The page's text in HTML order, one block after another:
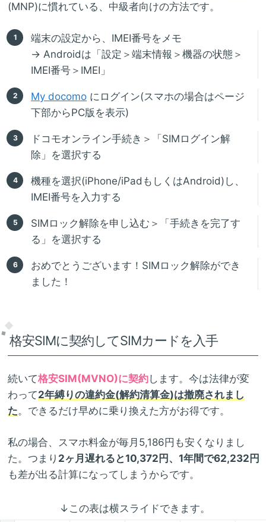
(MNP)に慣れている、中級者向けの方法です。
端末の設定から、IMEI番号をメモ
→ Androidは「設定＞端末情報＞機器の状態＞
IMEI番号＞IMEI」
My docomo にログイン(スマホの場合はページ
下部からPC版を表示)
ドコモオンライン手続き＞「SIMログイン解
除」を選択する
機種を選択(iPhone/iPadもしくはAndroid)し、
IMEI番号を入力する
SIMロック解除を申し込む＞「手続きを完了す
る」を選択する
おめでとうございます！SIMロック解除ができ
ました！
格安SIMに契約してSIMカードを入手
続いて格安SIM(MVNO)に契約します。今は法律が変
わって2年縛りの違約金(解約清算金)は撤廃されまし
た。できるだけ早めに乗り換えた方がお得です。
私の場合、スマホ料金が毎月5,186円も安くなりまし
た。つまり 2ヶ月遅れると10,372円、1年間で62,232円
も差が出る計算になってしまうからです。
↓この表は横スライドできます。